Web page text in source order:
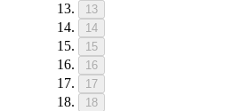
13
14
15
16
17
18